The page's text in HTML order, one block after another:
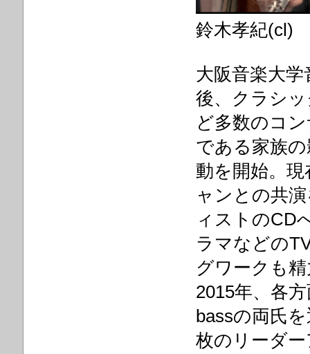
鈴木孝紀(cl)
大阪音楽大
後、クラシ
ど多数のコ
である家族
動を開始。
ャンとの共
ィストのCD
ラマなどの
グワークも
2015年、各
bassの両氏
枚のリーダ